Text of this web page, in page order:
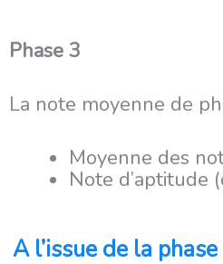
Phase 3
La note moyenne de
Moyenne des
Note d’aptitude
A l’issue de la